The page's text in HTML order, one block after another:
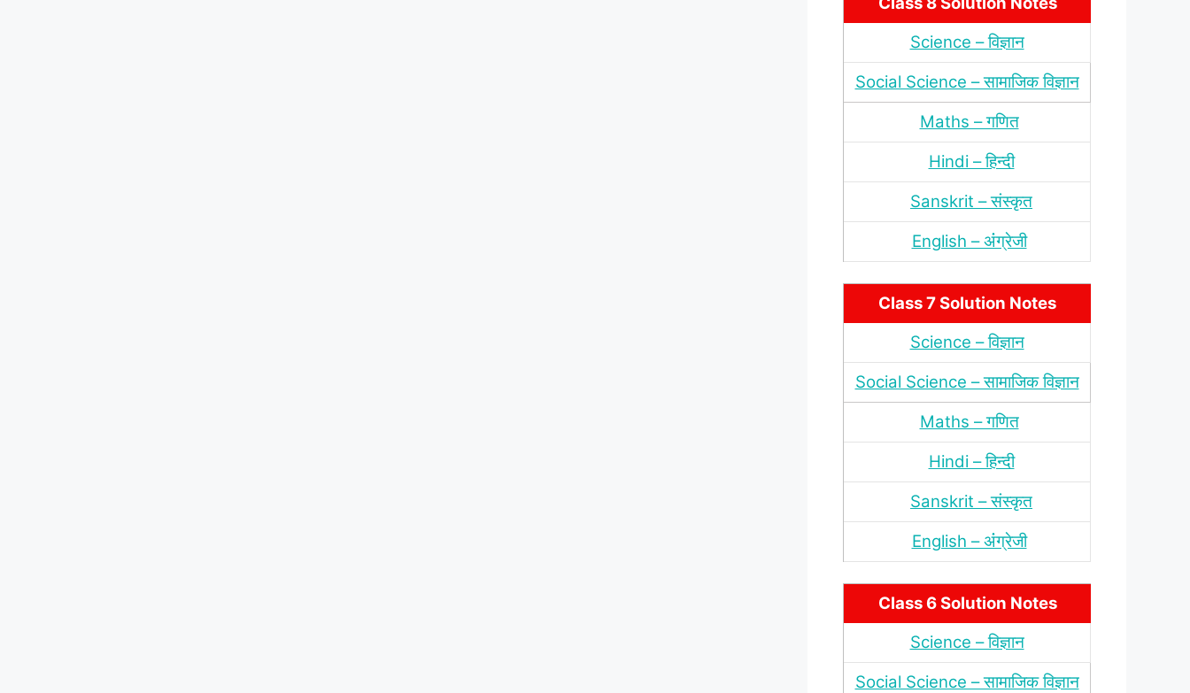
Science – विज्ञान
Social Science – सामाजिक विज्ञान
Maths – गणित
Hindi – हिन्‍दी
Sanskrit – संस्‍कृत
English – अंंग्रेजी
Class 7 Solution Notes
Science – विज्ञान
Social Science – सामाजिक विज्ञान
Maths – गणित
Hindi – हिन्‍दी
Sanskrit – संस्‍कृत
English – अंंग्रेजी
Class 6 Solution Notes
Science – विज्ञान
Social Science – सामाजिक विज्ञान